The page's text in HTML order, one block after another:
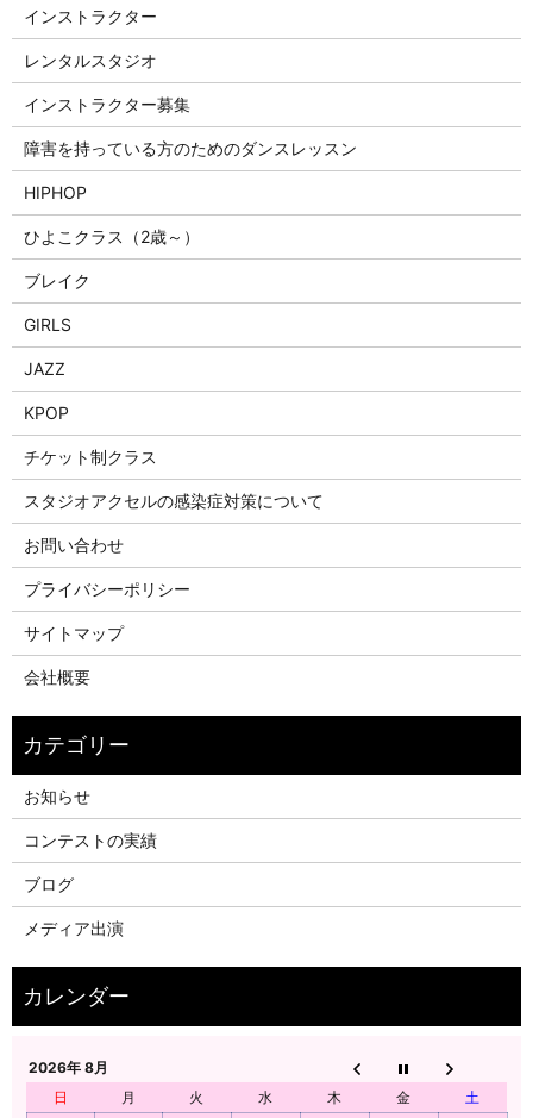
インストラクター
レンタルスタジオ
インストラクター募集
障害を持っている方のためのダンスレッスン
HIPHOP
ひよこクラス（2歳～）
ブレイク
GIRLS
JAZZ
KPOP
チケット制クラス
スタジオアクセルの感染症対策について
お問い合わせ
プライバシーポリシー
サイトマップ
会社概要
お知らせ
コンテストの実績
ブログ
メディア出演
2026年 8月
日
月 火 水 木 金
土